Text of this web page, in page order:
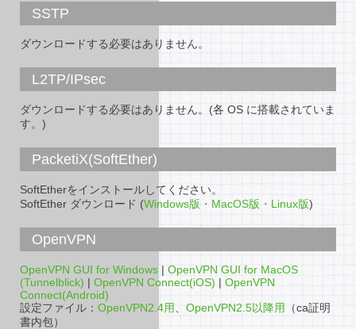
SSTP
ダウンロードする必要はありません。
L2TP/IPsec
ダウンロードする必要はありません。(各 OS に搭載されていま
す。)
PacketiX(SoftEther)
SoftEtherをインストールしてください。
SoftEther ダウンロード (Windows版・MacOS版・Linux版)
OpenVPN
OpenVPN GUI for Windows |OpenVPN GUI for MacOS
(Tunnelblick) |OpenVPN Connect(iOS) |OpenVPN
Connect(Android)
設定ファイル：OpenVPN2.4用 、OpenVPN2.5以降用
（ca証明
書内包）